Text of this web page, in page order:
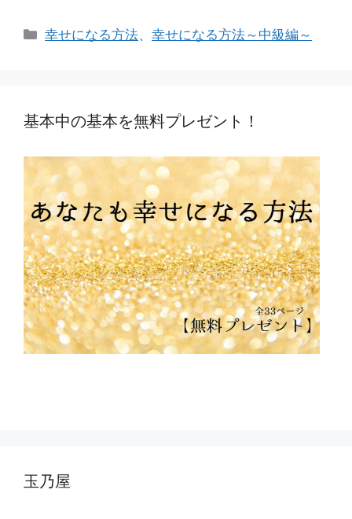
カ
ー
幸せになる方法、幸せになる方法～中級編～
基本中の基本を無料プレゼント！
玉乃屋